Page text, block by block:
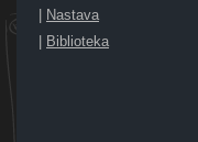
| Nastava
| Biblioteka